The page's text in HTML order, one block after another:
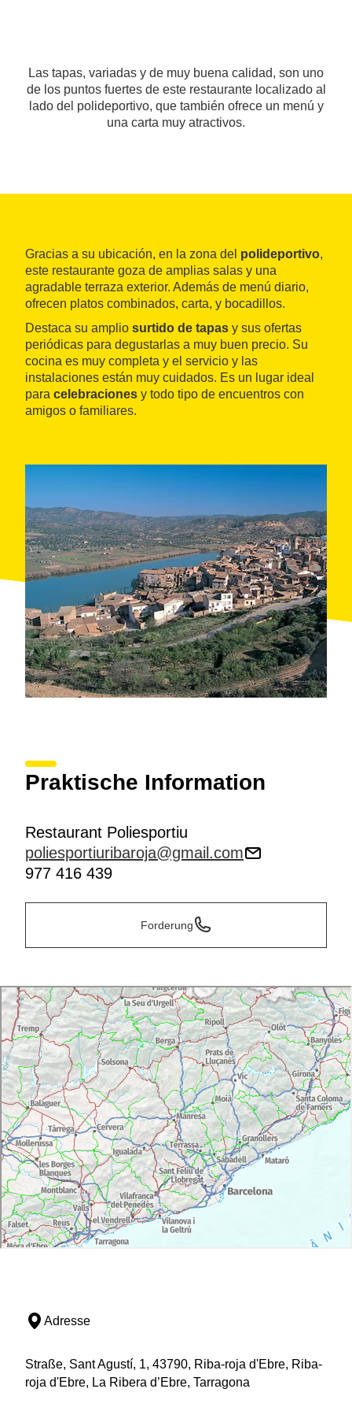
Las tapas, variadas y de muy buena calidad, son uno
de los puntos fuertes de este restaurante localizado al
lado del polideportivo, que también ofrece un menú y
una carta muy atractivos.
Gracias a su ubicación, en la zona del polideportivo,
este restaurante goza de amplias salas y una
agradable terraza exterior. Además de menú diario,
ofrecen platos combinados, carta, y bocadillos.
Destaca su amplio surtido de tapas y sus ofertas
periódicas para degustarlas a muy buen precio. Su
cocina es muy completa y el servicio y las
instalaciones están muy cuidados. Es un lugar ideal
para celebraciones y todo tipo de encuentros con
amigos o familiares.
Praktische Information
Restaurant Poliesportiu
poliesportiuribaroja@gmail.com
977 416 439
Forderung
Adresse
Straße, Sant Agustí, 1, 43790, Riba-roja d'Ebre, Riba-
roja d'Ebre, La Ribera d’Ebre, Tarragona